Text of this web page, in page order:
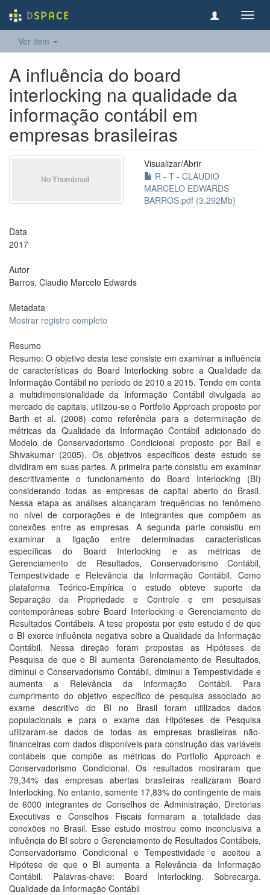
Ver item
A influência do board
interlocking na qualidade da
informação contábil em
empresas brasileiras
Visualizar/Abrir
R - T - CLAUDIO
MARCELO EDWARDS
BARROS.pdf (3.292Mb)
Data
2017
Autor
Barros, Claudio Marcelo Edwards
Metadata
Mostrar registro completo
Resumo
Resumo: O objetivo desta tese consiste em examinar a influência
de características do Board Interlocking sobre a Qualidade da
Informação Contábil no período de 2010 a 2015. Tendo em conta
a multidimensionalidade da Informação Contábil divulgada ao
mercado de capitais, utilizou-se o Portfolio Approach proposto por
Barth et al. (2008) como referência para a determinação de
métricas da Qualidade da Informação Contábil adicionado do
Modelo de Conservadorismo Condicional proposto por Ball e
Shivakumar (2005). Os objetivos específicos deste estudo se
dividiram em suas partes. A primeira parte consistiu em examinar
descritivamente o funcionamento do Board Interlocking (BI)
considerando todas as empresas de capital aberto do Brasil.
Nessa etapa as análises alcançaram frequências no fenômeno
no nível de corporações e de integrantes que compõem as
conexões entre as empresas. A segunda parte consistiu em
examinar a ligação entre determinadas características
específicas do Board Interlocking e as métricas de
Gerenciamento de Resultados, Conservadorismo Contábil,
Tempestividade e Relevância da Informação Contábil. Como
plataforma Teórico-Empírica o estudo obteve suporte da
Separação da Propriedade e Controle e em pesquisas
contemporâneas sobre Board Interlocking e Gerenciamento de
Resultados Contábeis. A tese proposta por este estudo é de que
o BI exerce influência negativa sobre a Qualidade da Informação
Contábil. Nessa direção foram propostas as Hipóteses de
Pesquisa de que o BI aumenta Gerenciamento de Resultados,
diminui o Conservadorismo Contábil, diminui a Tempestividade e
aumenta a Relevância da Informação Contábil. Para
cumprimento do objetivo específico de pesquisa associado ao
exame descritivo do BI no Brasil foram utilizados dados
populacionais e para o exame das Hipóteses de Pesquisa
utilizaram-se dados de todas as empresas brasileiras não-
financeiras com dados disponíveis para construção das variáveis
contábeis que compõe as métricas do Portfolio Approach e
Conservadorismo Condicional. Os resultados mostraram que
79,34% das empresas abertas brasileiras realizaram Board
Interlocking. No entanto, somente 17,83% do contingente de mais
de 6000 integrantes de Conselhos de Administração, Diretorias
Executivas e Conselhos Fiscais formaram a totalidade das
conexões no Brasil. Esse estudo mostrou como inconclusiva a
influência do BI sobre o Gerenciamento de Resultados Contábeis,
Conservadorismo Condicional e Tempestividade e aceitou a
Hipótese de que o BI aumenta a Relevância da Informação
Contábil. Palavras-chave: Board Interlocking. Sobrecarga.
Qualidade da Informação Contábil